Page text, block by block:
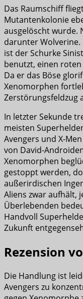
Das Raumschiff
Mutantenkolonie
ausgelöscht wurde.
darunter
ist der Schurke
benutzt, einen
Da er das Böse
Xenomorphen
Zerstörungsfeldzug
In letzter Sekunde
meisten
Avengers und X-
von David-
Xenomorphen
gestoppt werden,
außerirdischen
Aliens zwar aufhält,
Überlebenden
Handvoll
Zukunft
Rezension
Die Handlung ist
Avengers zu